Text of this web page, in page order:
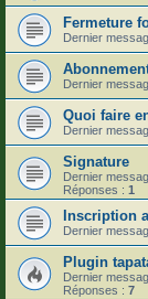
Fermeture
Dernier
Dernier
Quoi faire
Dernier
Signature
Dernier
Réponses : 1
Inscription
Dernier
Plugin
Dernier
Réponses : 7